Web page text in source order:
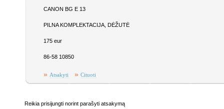
CANON BG E 13
PILNA KOMPLEKTACIJA, DĖŽUTĖ
175 eur
86-58 10850
» Atsakyti » Cituoti
Reikia prisijungti norint parašyti atsakymą